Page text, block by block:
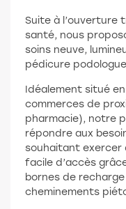
Suite à l’ouverture
santé, nous
soins neuve,
pédicure
Idéalement situé
commerces de
pharmacie), notre
répondre aux
souhaitant exercer
facile d’accès
bornes de
cheminements